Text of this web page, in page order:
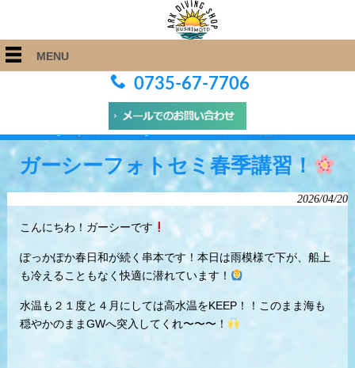
MENU
0735-67-7706
ARK Diving Shop 串本店 > Blog > ガーシーフォトセミ春季講習！
ガーシーフォトセミ春季講習！
2026/04/20
こんにちわ！ガーシーです
ぽっかぽか春日和が続く串本です！本日は雨模様で下が、船上
も冷えることもなく快適に潜れています！
水温も２１度と４月にしては高水温をKEEP！！このまま海も
穏やかのままGWへ突入してくれ〜〜〜！